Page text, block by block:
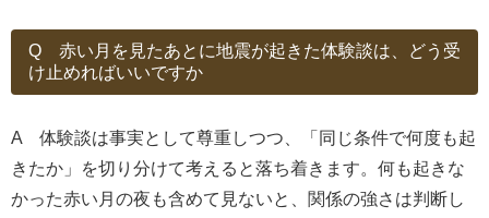
Q 赤い月を見たあとに地震が起きた体験談は、どう受
け止めればいいですか
A 体験談は事実として尊重しつつ、「同じ条件で何度も起
きたか」を切り分けて考えると落ち着きます。何も起きな
かった赤い月の夜も含めて見ないと、関係の強さは判断し